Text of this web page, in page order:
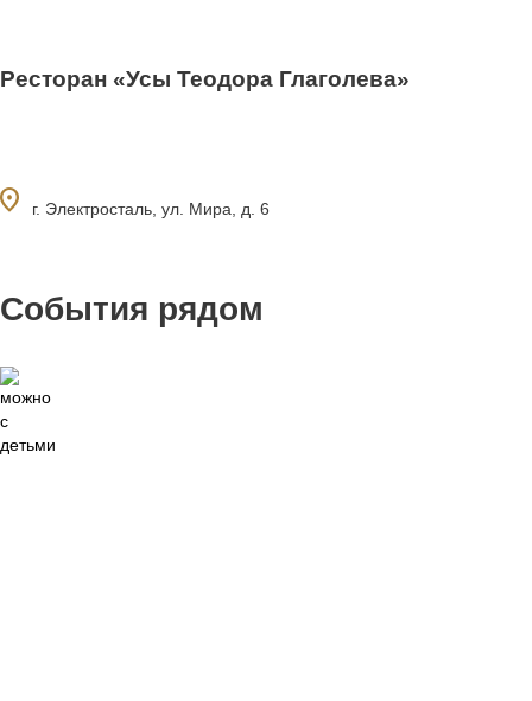
Ресторан «Усы Теодора Глаголева»
г. Электросталь, ул. Мира, д. 6
События рядом